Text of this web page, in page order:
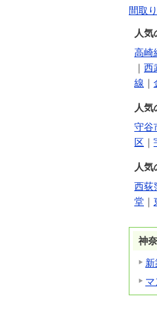
間取
人
高崎
｜ 西
線 ｜
人
守谷
区 ｜
人
西荻
堂 ｜
神